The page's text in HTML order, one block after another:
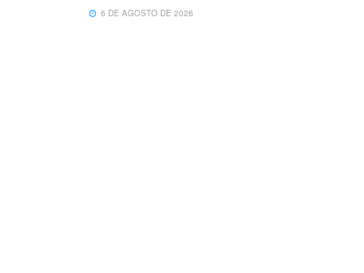
6 DE AGOSTO DE 2026